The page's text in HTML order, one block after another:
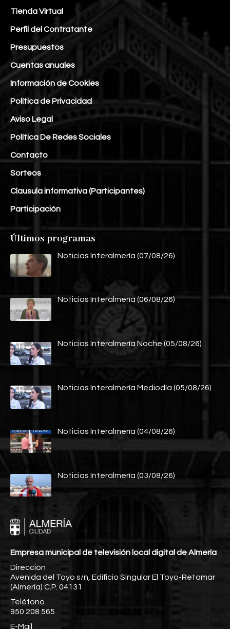
Tienda Virtual
Perfil del Contratante
Presupuestos
Cuentas anuales
Información de Cookies
Política de Privacidad
Aviso Legal
Política De Redes Sociales
Contacto
Sorteos
Clausula informativa (Participantes)
Participación
Últimos programas
Noticias Interalmería (07/08/26)
Noticias Interalmería (06/08/26)
Noticias Interalmería Noche (05/08/26)
Noticias Interalmería Mediodía (05/08/26)
Noticias Interalmería (04/08/26)
Noticias Interalmería (03/08/26)
Empresa municipal de televisión local digital de Almería
Dirección
Avenida del Toyo s/n, Edificio Singular El Toyo-Retamar
(Almería) C.P. 04131
Teléfono
950 208 565
E-Mail